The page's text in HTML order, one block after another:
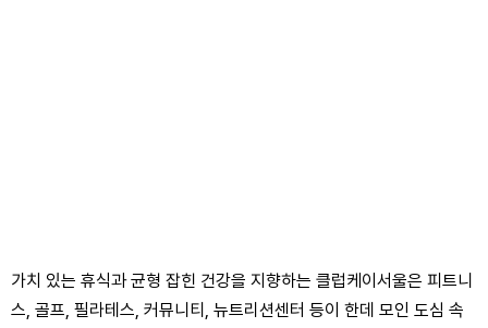
가치 있는 휴식과 균형 잡힌 건강을 지향하는 클럽케이서울은 피트니
스, 골프, 필라테스, 커뮤니티, 뉴트리션센터 등이 한데 모인 도심 속